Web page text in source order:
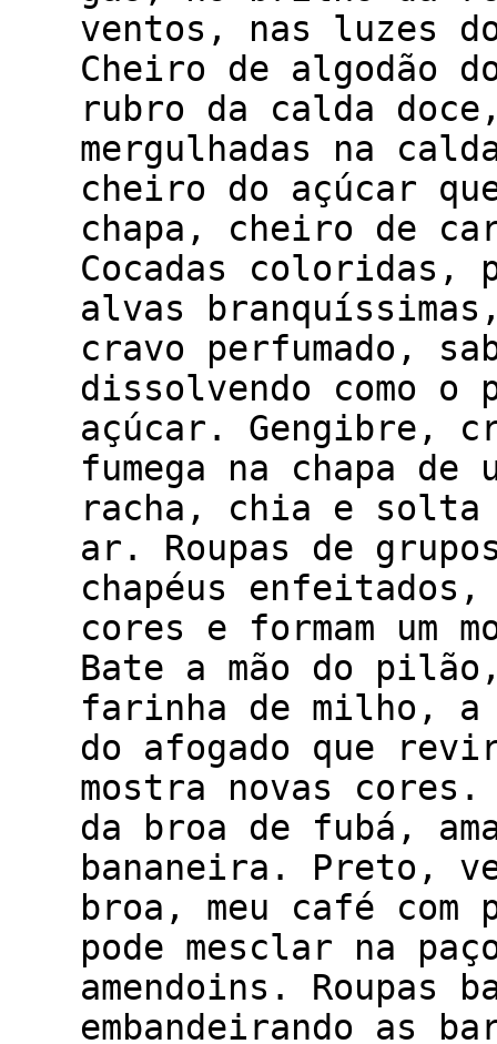
ventos, nas luzes
Cheiro de algodão
rubro da calda
mergulhadas na
cheiro do açúcar
chapa, cheiro de
Cocadas coloridas,
alvas
cravo perfumado,
dissolvendo como o
açúcar. Gengibre,
fumega na chapa
racha, chia e solta
ar. Roupas de
chapéus enfeitados,
cores e formam um
Bate a mão do
farinha de milho, a
do afogado que
mostra novas
da broa de fubá,
bananeira. Preto,
broa, meu café com
pode mesclar na
amendoins. Roupas
embandeirando as